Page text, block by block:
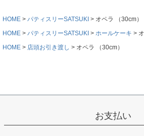
HOME パティスリーSATSUKI
オペラ （30cm）
HOME
パティスリーSATSUKI ホールケーキ
HOME
店頭お引き渡し オペラ （30cm）
お支払い